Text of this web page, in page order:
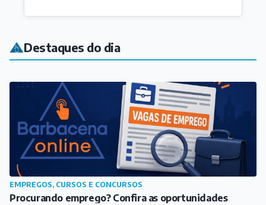
Procurando emprego? Confira as oportunidades
Há 5 horas
VARIEDADES